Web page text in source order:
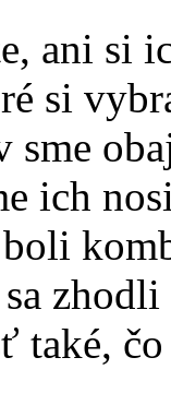
ani si
si
sme
ich
sa
také,